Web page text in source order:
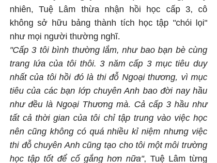
nhiên, Tuệ Lâm thừa nhận hồi học cấp 3, cô
không sở hữu bảng thành tích học tập "chói lọi"
như mọi người thường nghĩ.
"Cấp 3 tôi bình thường lắm, như bao bạn bè cùng
trang lứa của tôi thôi. 3 năm cấp 3 mục tiêu duy
nhất của tôi hồi đó là thi đỗ Ngoại thương, vì mục
tiêu của các bạn lớp chuyên Anh bao đời nay hầu
như đều là Ngoại Thương mà. Cả cấp 3 hầu như
tất cả thời gian của tôi chỉ tập trung vào việc học
nên cũng không có quá nhiều kỉ niệm nhưng việc
thi đỗ chuyên Anh cũng tạo cho tôi một môi trường
học tập tốt để cố gắng hơn nữa", Tuệ Lâm từng